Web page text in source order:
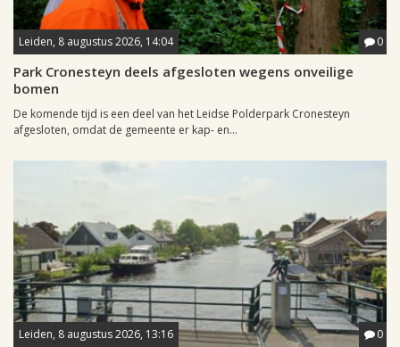
Leiden, 8 augustus 2026, 14:04 0
Park Cronesteyn deels afgesloten wegens onveilige
bomen
De komende tijd is een deel van het Leidse Polderpark Cronesteyn
afgesloten, omdat de gemeente er kap- en...
Leiden, 8 augustus 2026, 13:16 0